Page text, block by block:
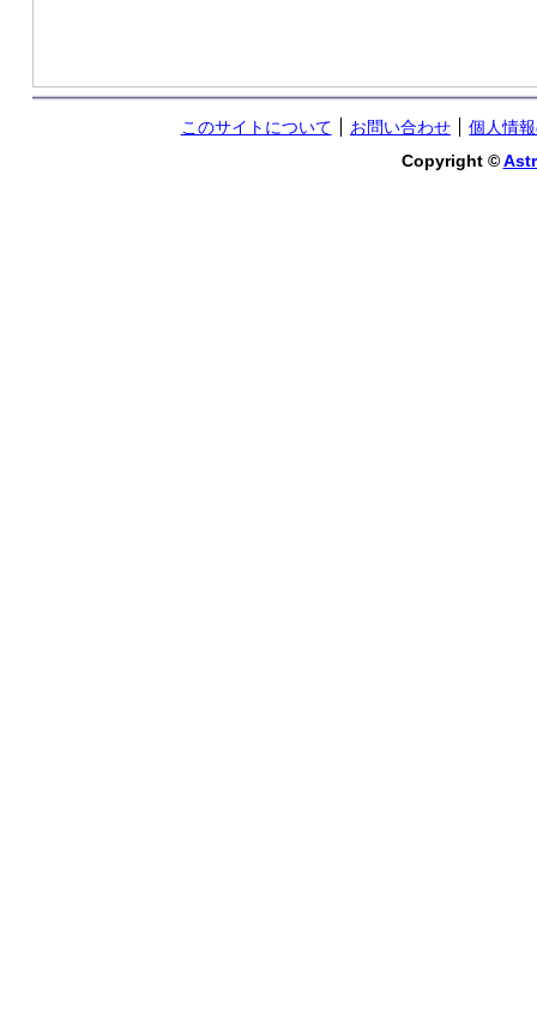
このサイトについて お問い合わせ
個人情
Copyright ©